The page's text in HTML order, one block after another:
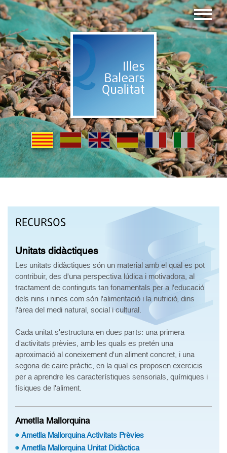
RECURSOS
Unitats didàctiques
Les unitats didàctiques són un material amb el qual es pot
contribuir, des d'una perspectiva lúdica i motivadora, al
tractament de continguts tan fonamentals per a l'educació
dels nins i nines com són l'alimentació i la nutrició, dins
l'àrea del medi natural, social i cultural.
Cada unitat s'estructura en dues parts: una primera
d'activitats prèvies, amb les quals es pretén una
aproximació al coneixement d'un aliment concret, i una
segona de caire pràctic, en la qual es proposen exercicis
per a aprendre les característiques sensorials, químiques i
físiques de l'aliment.
Ametlla Mallorquina
Ametlla Mallorquina Activitats Prèvies
Ametlla Mallorquina Unitat Didàctica